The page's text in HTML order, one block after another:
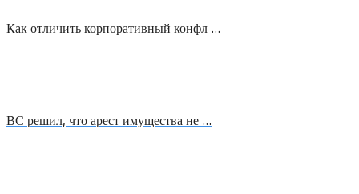
Как отличить корпоративный конфл …
ВС решил, что арест имущества не …